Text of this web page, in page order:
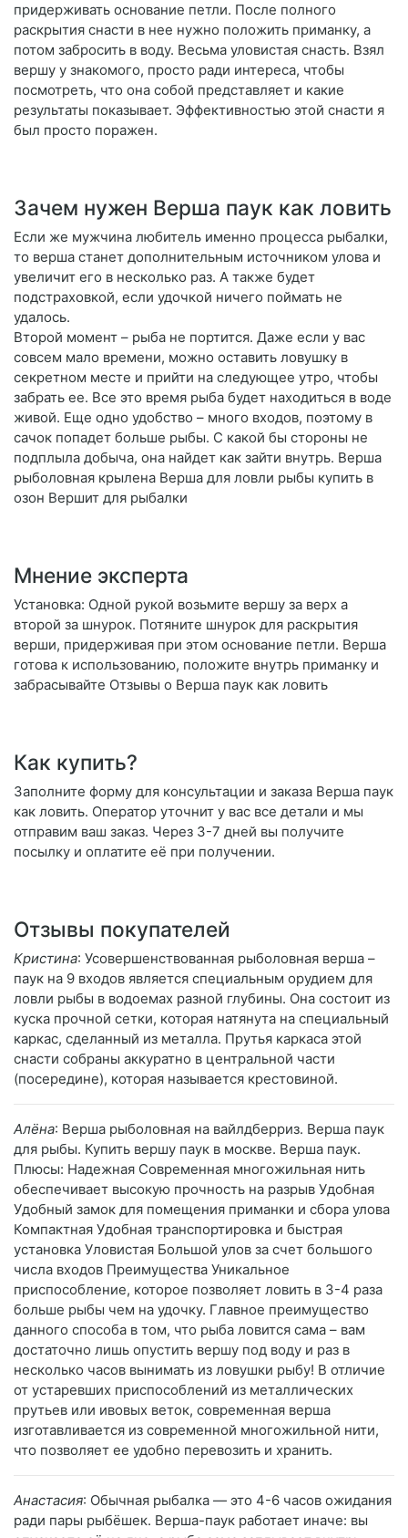
придерживать основание петли. После полного
раскрытия снасти в нее нужно положить приманку, а
потом забросить в воду. Весьма уловистая снасть. Взял
вершу у знакомого, просто ради интереса, чтобы
посмотреть, что она собой представляет и какие
результаты показывает. Эффективностью этой снасти я
был просто поражен.
Зачем нужен Верша паук как ловить
Если же мужчина любитель именно процесса рыбалки,
то верша станет дополнительным источником улова и
увеличит его в несколько раз. А также будет
подстраховкой, если удочкой ничего поймать не
удалось.
Второй момент – рыба не портится. Даже если у вас
совсем мало времени, можно оставить ловушку в
секретном месте и прийти на следующее утро, чтобы
забрать ее. Все это время рыба будет находиться в воде
живой. Еще одно удобство – много входов, поэтому в
сачок попадет больше рыбы. С какой бы стороны не
подплыла добыча, она найдет как зайти внутрь. Верша
рыболовная крылена Верша для ловли рыбы купить в
озон Вершит для рыбалки
Мнение эксперта
Установка: Одной рукой возьмите вершу за верх а
второй за шнурок. Потяните шнурок для раскрытия
верши, придерживая при этом основание петли. Верша
готова к использованию, положите внутрь приманку и
забрасывайте Отзывы о Верша паук как ловить
Как купить?
Заполните форму для консультации и заказа Верша паук
как ловить. Оператор уточнит у вас все детали и мы
отправим ваш заказ. Через 3-7 дней вы получите
посылку и оплатите её при получении.
Отзывы покупателей
Кристина: Усовершенствованная рыболовная верша –
паук на 9 входов является специальным орудием для
ловли рыбы в водоемах разной глубины. Она состоит из
куска прочной сетки, которая натянута на специальный
каркас, сделанный из металла. Прутья каркаса этой
снасти собраны аккуратно в центральной части
(посередине), которая называется крестовиной.
Алёна: Верша рыболовная на вайлдберриз. Верша паук
для рыбы. Купить вершу паук в москве. Верша паук.
Плюсы: Надежная Современная многожильная нить
обеспечивает высокую прочность на разрыв Удобная
Удобный замок для помещения приманки и сбора улова
Компактная Удобная транспортировка и быстрая
установка Уловистая Большой улов за счет большого
числа входов Преимущества Уникальное
приспособление, которое позволяет ловить в 3-4 раза
больше рыбы чем на удочку. Главное преимущество
данного способа в том, что рыба ловится сама – вам
достаточно лишь опустить вершу под воду и раз в
несколько часов вынимать из ловушки рыбу! В отличие
от устаревших приспособлений из металлических
прутьев или ивовых веток, современная верша
изготавливается из современной многожильной нити,
что позволяет ее удобно перевозить и хранить.
Анастасия: Обычная рыбалка — это 4-6 часов ожидания
ради пары рыбёшек. Верша-паук работает иначе: вы